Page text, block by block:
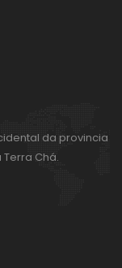
da provincia
Chá.